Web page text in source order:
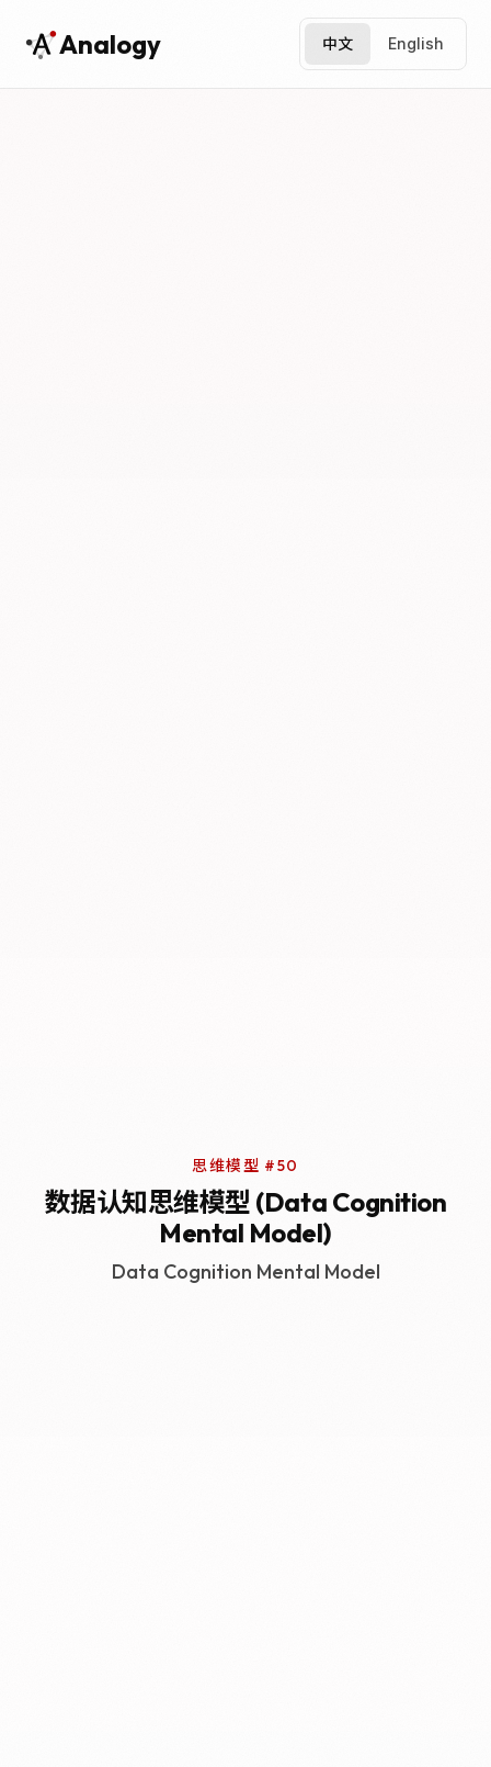
Analogy 中文 English
思维模型 #50
数据认知思维模型 (Data Cognition
Mental Model)
Data Cognition Mental Model